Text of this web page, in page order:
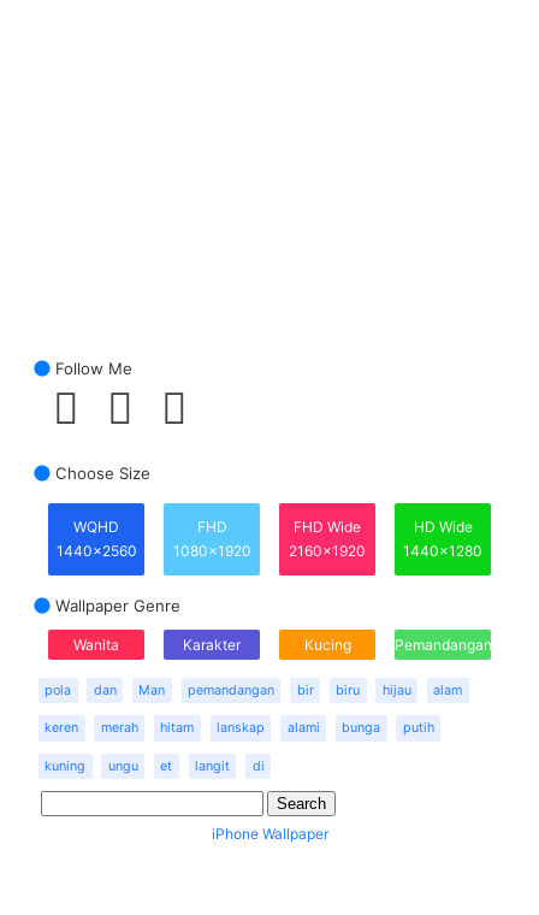
Follow Me
Choose Size
WQHD
1440x2560
FHD
1080x1920
FHD Wide
2160x1920
HD Wide
1440x1280
Wallpaper Genre
Wanita Karakter Kucing Pemandangan
pola dan Man pemandangan bir biru hijau alam
keren merah hitam lanskap alami bunga putih
kuning ungu et langit di
iPhone Wallpaper